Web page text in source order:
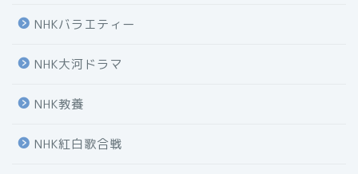
NHKバラエティー
NHK大河ドラマ
NHK教養
NHK紅白歌合戦